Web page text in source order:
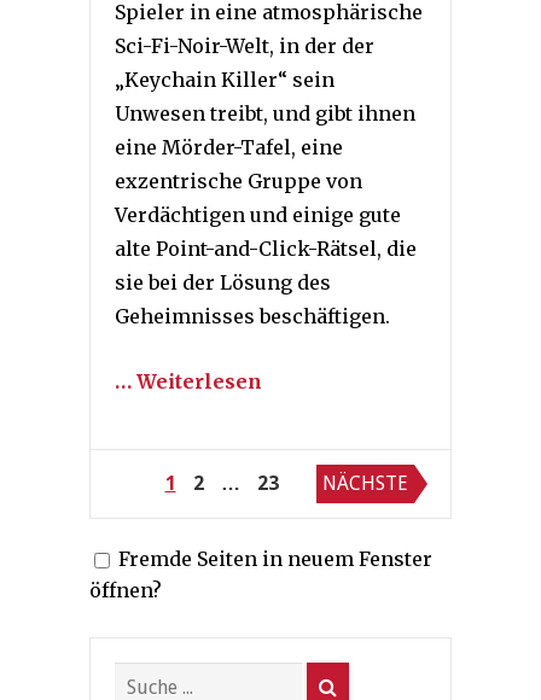
Spieler in eine atmosphärische
Sci-Fi-Noir-Welt, in der der
„Keychain Killer“ sein
Unwesen treibt, und gibt ihnen
eine Mörder-Tafel, eine
exzentrische Gruppe von
Verdächtigen und einige gute
alte Point-and-Click-Rätsel, die
sie bei der Lösung des
Geheimnisses beschäftigen.
… Weiterlesen
Seitennummerierung
der
Beiträge
1 2 … 23 NÄCHSTE
Fremde Seiten in neuem Fenster
öffnen?